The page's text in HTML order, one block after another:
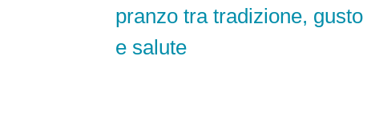
pranzo tra tradizione, gusto
e salute